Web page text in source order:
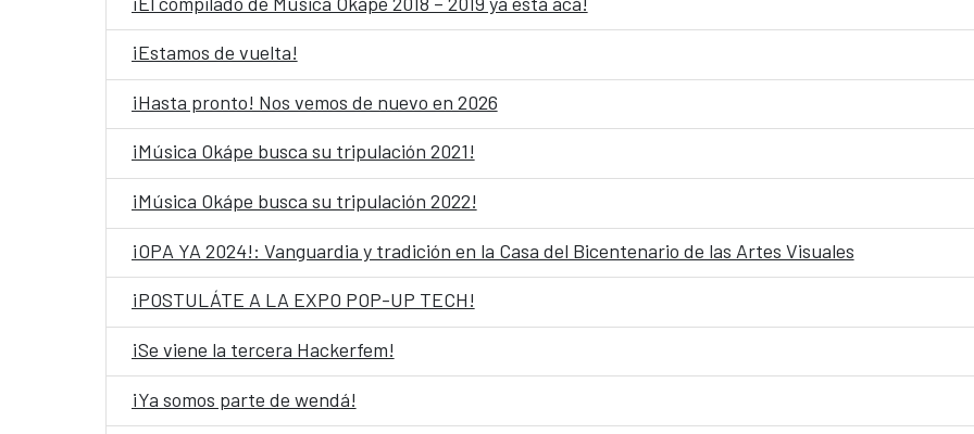
¡Estamos de vuelta!
¡Hasta pronto! Nos vemos de nuevo en 2026
¡Música Okápe busca su tripulación 2021!
¡Música Okápe busca su tripulación 2022!
¡OPA YA 2024!: Vanguardia y tradición en la Casa del Bicentenario de las Artes Visuales
¡POSTULÁTE A LA EXPO POP-UP TECH!
¡Se viene la tercera Hackerfem!
¡Ya somos parte de wendá!